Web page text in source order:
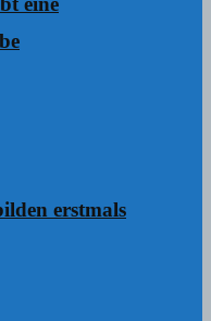
erstmals